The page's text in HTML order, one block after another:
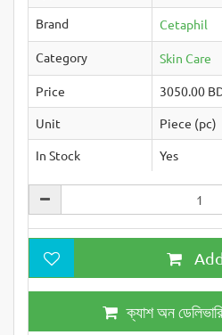
Brand
Cetaphil
Category Skin Care
Price
3050.00
Unit
Piece (pc)
In Stock
Yes
ক্যাশ অন